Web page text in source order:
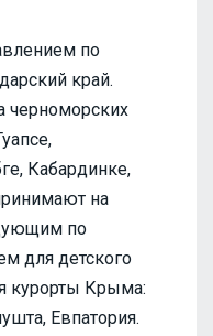
по
край.
черноморских
Кабардинке,
на
по
для детского
курорты Крыма:
Евпатория.